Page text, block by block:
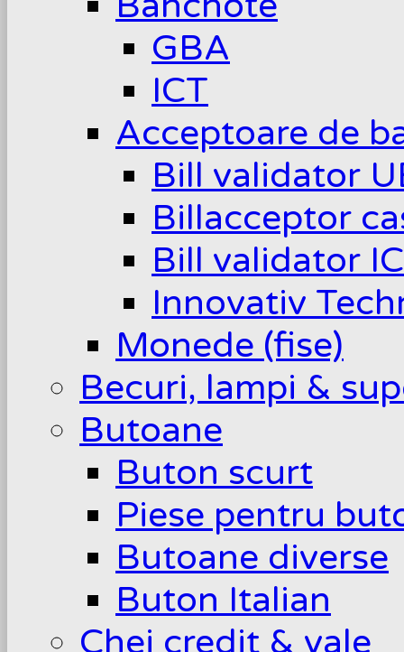
GBA
ICT
Acceptoare de
Bill validator
Billacceptor
Bill validator
Innovativ
Monede (fise)
Becuri, lampi &
Butoane
Buton scurt
Piese pentru
Butoane diverse
Buton Italian
Chei credit & yale